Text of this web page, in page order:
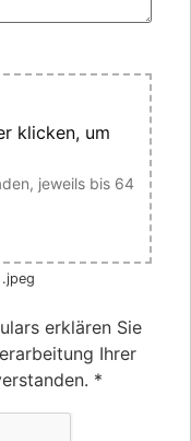
klicken, um
jeweils bis 64
erklären Sie
Ihrer
*